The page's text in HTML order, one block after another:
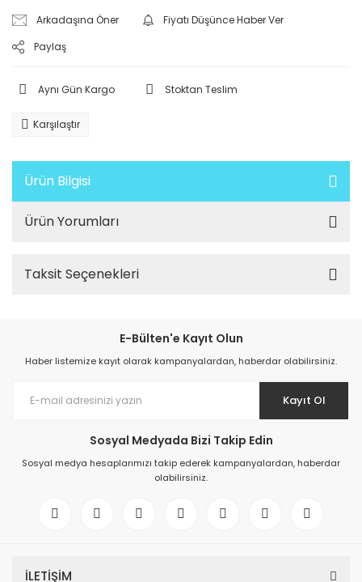
Arkadaşına Öner
Fiyatı Düşünce Haber Ver
Paylaş
Aynı Gün Kargo Stoktan Teslim
Karşılaştır
Ürün Bilgisi
Ürün Yorumları
Taksit Seçenekleri
E-Bülten'e Kayıt Olun
Haber listemize kayıt olarak kampanyalardan, haberdar olabilirsiniz.
Kayıt Ol
Sosyal Medyada Bizi Takip Edin
Sosyal medya hesaplarımızı takip ederek kampanyalardan, haberdar
olabilirsiniz.
İLETİŞİM